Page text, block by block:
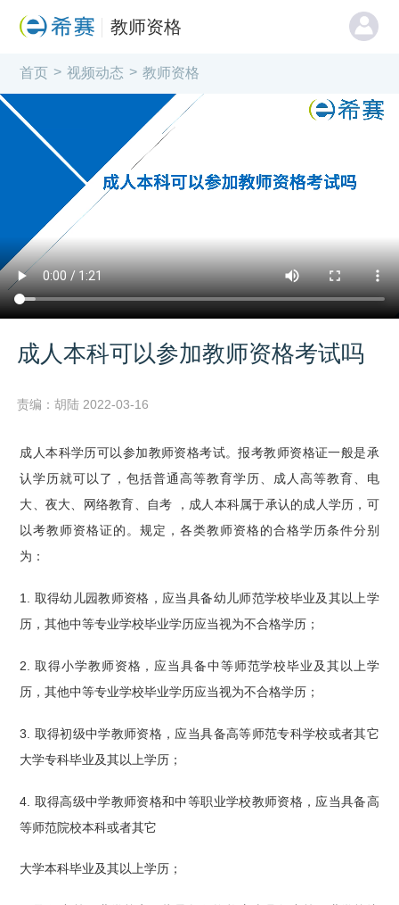
教师资格
首页 > 视频动态 > 教师资格
成人本科可以参加教师资格考试吗
责编：胡陆 2022-03-16
成人本科学历可以参加教师资格考试。报考教师资格证一般是承
认学历就可以了，包括普通高等教育学历、成人高等教育、电
大、夜大、网络教育、自考 ，成人本科属于承认的成人学历，可
以考教师资格证的。规定，各类教师资格的合格学历条件分别
为：
1. 取得幼儿园教师资格，应当具备幼儿师范学校毕业及其以上学
历，其他中等专业学校毕业学历应当视为不合格学历；
2. 取得小学教师资格，应当具备中等师范学校毕业及其以上学
历，其他中等专业学校毕业学历应当视为不合格学历；
3. 取得初级中学教师资格，应当具备高等师范专科学校或者其它
大学专科毕业及其以上学历；
4. 取得高级中学教师资格和中等职业学校教师资格，应当具备高
等师范院校本科或者其它
大学本科毕业及其以上学历；